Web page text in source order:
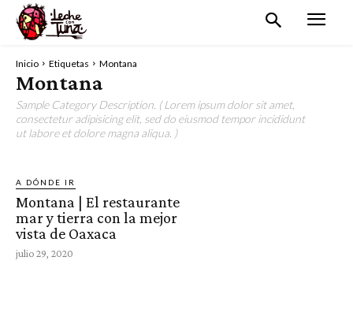
Inicio Etiquetas Montana
Montana
Sample Category Description. ( Lorem ipsum dolor sit amet,
consectetur adipisicing elit, sed do eiusmod tempor incididunt
ut labore et dolore magna aliqua. )
A DÓNDE IR
Montana | El restaurante
mar y tierra con la mejor
vista de Oaxaca
julio 29, 2020